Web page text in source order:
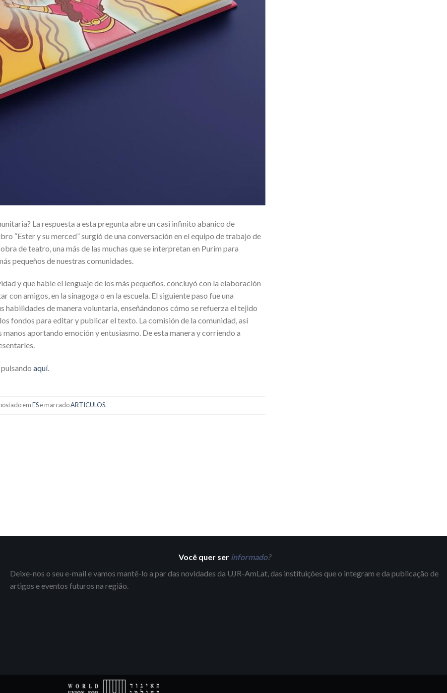
La respuesta a esta pregunta abre un casi infinito abanico de
“Ester y su merced” surgió de una conversación en el equipo de trabajo de
de teatro, una más de las muchas que se interpretan en Purim para
pequeños de nuestras comunidades.
y que hable el lenguaje de los más pequeños, concluyó con la elaboración
con amigos, en la sinagoga o en la escuela. El siguiente paso fue una
habilidades de manera voluntaria, enseñándonos cómo se refuerza el tejido
fondos para editar y publicar el texto. La comisión de la comunidad, así
aportando emoción y entusiasmo. De esta manera y corriendo a
aquí.
emESe marcadoARTICULOS.
Você quer ser informado?
Deixe-nos o seu e-mail e vamos mantê-lo a par das novidades da UJR-AmLat, das instituições que o integram e da publicação de
artigos e eventos futuros na região.